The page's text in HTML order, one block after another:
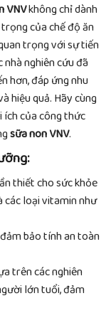
VNVkhông chỉ dành
của chế độ ăn
trọng với sự tiến
nghiên cứu đã
hơn, đáp ứng nhu
hiệu quả. Hãy cùng
ích của công thức
sữa non VNV.
thiết cho sức khỏe
các loại vitamin như
bảo tính an toàn
trên các nghiên
lớn tuổi, đảm